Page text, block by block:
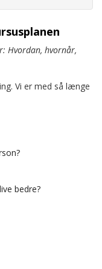
Hvordan, hvornår,
Vi er med så længe
bedre?